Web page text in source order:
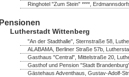
Ringhotel "Zum Stein" ****,
Pensionen
Lutherstadt Wittenberg
"An der Stadthalle", Sternstraße 58,
ALABAMA, Berliner Straße 57b,
Gasthaus "Central", Mittelstraße 20,
Gasthof und Pension "Stadt
Gästehaus Adventhaus, Gustav-Adolf-